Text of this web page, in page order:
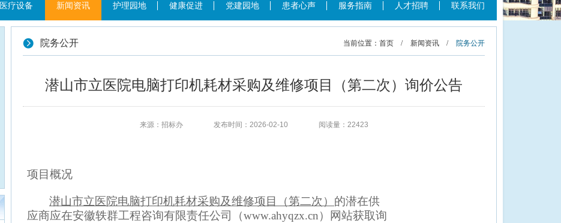
医疗设备 新闻资讯 护理园地 健康促进 党建园地 患者心声 服务指南 人才招聘 联系我们
院务公开 当前位置： 首页 / 新闻资讯 / 院务公开
潜山市立医院电脑打印机耗材采购及维修项目（第二次）询价公告
来源：招标办 发布时间：2026-02-10 阅读量：22423
项目概况
潜山市立医院电脑打印机耗材采购及维修项目（第二次 ） 的潜在供
应商应在安徽轶群工程咨询有限责任公司（www.ahyqzx.cn）网站获取询